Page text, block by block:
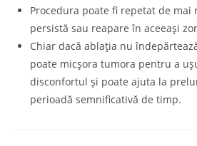
Procedura poate fi repetat de mai
persistă sau reapare în aceeași
Chiar dacă ablația nu
poate micșora tumora pentru a
disconfortul și poate ajuta la
perioadă semnificativă de timp.